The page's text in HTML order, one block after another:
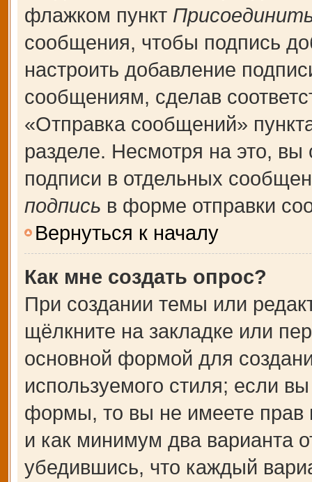
флажком пункт
сообщения, чтобы подпись
настроить добавление
сообщениям, сделав
«Отправка сообщений»
разделе. Несмотря на это,
подписи в отдельных
подпись в форме отправки
Вернуться к началу
Как мне создать опрос?
При создании темы или
щёлкните на закладке или
основной формой для
используемого стиля; если
формы, то вы не имеете прав
и как минимум два варианта
убедившись, что каждый